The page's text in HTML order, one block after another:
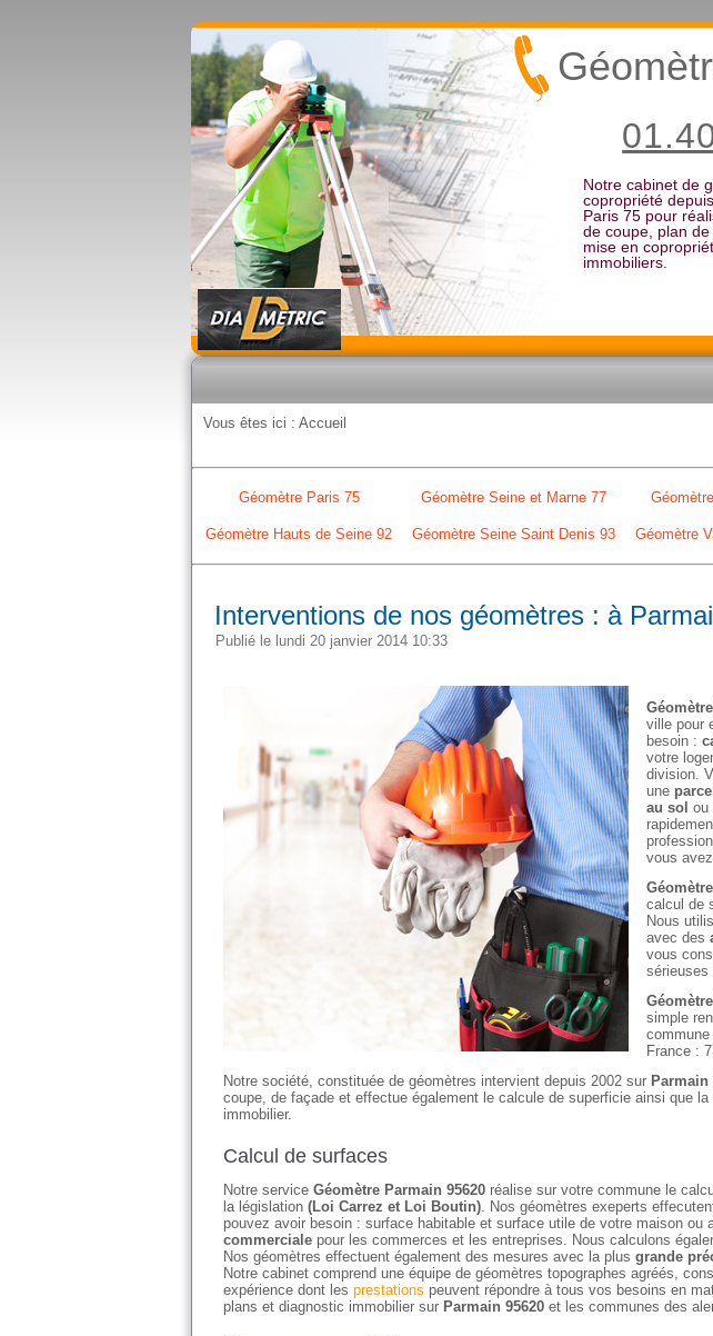
Notre cabinet de
copropriété
Paris 75 pour
de coupe, plan
mise en
immobiliers.
Vous êtes ici : Accueil
Géomètre Paris 75 Géomètre Seine et Marne 77
Géomètre Hauts de Seine 92 Géomètre Seine Saint Denis 93 Géomètre
Interventions de nos géomètres : à
Publié le lundi 20 janvier 2014 10:33
ville pour
besoin :
votre
division.
une
au sol ou
vous
calcul de
Nous
avec des
vous
sérieuses
simple
France :
Notre société, constituée de géomètres intervient depuis 2002 sur Parmain
coupe, de façade et effectue également le calcule de superficie ainsi que
immobilier.
Calcul de surfaces
Notre service Géomètre Parmain 95620 réalise sur votre commune le
la législation (Loi Carrez et Loi Boutin). Nos géomètres exeperts
pouvez avoir besoin : surface habitable et surface utile de votre maison ou
commerciale pour les commerces et les entreprises. Nous calculons
Nos géomètres effectuent également des mesures avec la plus grande
Notre cabinet comprend une équipe de géomètres topographes agréés,
expérience dont les prestations peuvent répondre à tous vos besoins en
plans et diagnostic immobilier sur Parmain 95620 et les communes des